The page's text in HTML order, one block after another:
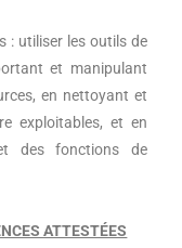
: utiliser les outils de
et manipulant
en nettoyant et
exploitables, et en
des fonctions de
ATTESTÉES